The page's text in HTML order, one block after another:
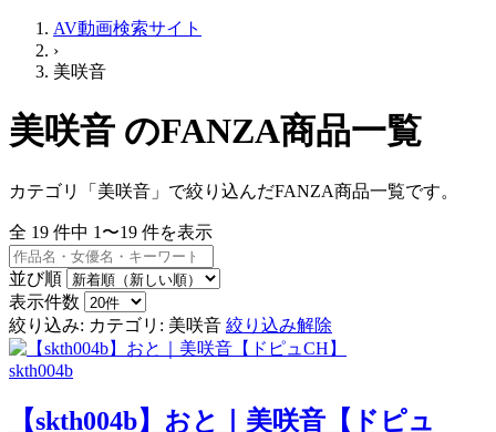
AV動画検索サイト
›
美咲音
美咲音 のFANZA商品一覧
カテゴリ「美咲音」で絞り込んだFANZA商品一覧です。
全 19 件中 1〜19 件を表示
並び順
表示件数
絞り込み: カテゴリ: 美咲音 絞り込み解除
skth004b
【skth004b】おと｜美咲音【ドピュ